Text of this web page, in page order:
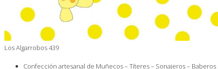
Los Algarrobos 439
Confección artesanal de Muñecos – Títeres – Sonajeros – Baberos